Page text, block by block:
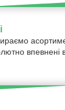
впевнені